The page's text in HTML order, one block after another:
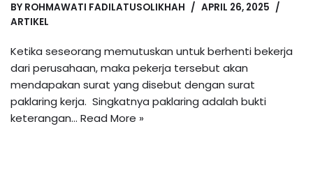
BY ROHMAWATI FADILATUSOLIKHAH
APRIL 26, 2025
ARTIKEL
Ketika seseorang memutuskan untuk berhenti bekerja
dari perusahaan, maka pekerja tersebut akan
mendapakan surat yang disebut dengan surat
paklaring kerja. Singkatnya paklaring adalah bukti
keterangan… Read More »